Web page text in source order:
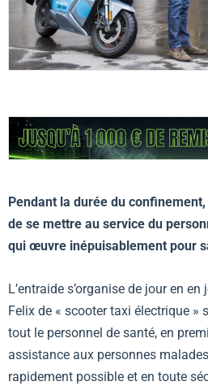
Pendant la durée du
de se mettre au service du
qui œuvre inépuisablement pour
L’entraide s’organise de jour en
Felix de « scooter taxi électrique »
tout le personnel de santé, en
assistance aux personnes
rapidement possible et en toute